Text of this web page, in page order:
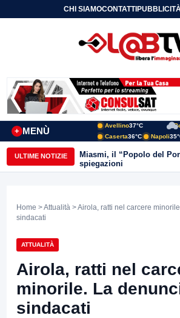
CHI SIAMOCONTATTIPUBBLICITÀ
MENÙ
+
Avellino37°C
Caserta36°C Napoli
ULTIME NOTIZIE
Miasmi, il “Popolo del
spiegazioni
Home >Attualità > Airola, ratti nel carcere
sindacati
ATTUALITÀ
Airola, ratti nel
minorile. La
sindacati